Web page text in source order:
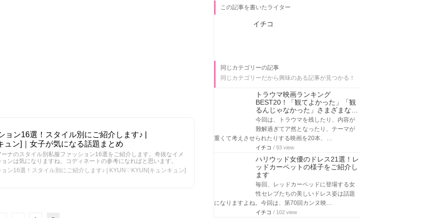
ョン16選！スタイル別にご紹介します♪ |
ン]｜女子が気になる話題まとめ
ナのスタイル別私服ファッション16選をご紹介します。奇抜なイメ
ンは気になりますね。コディネートの参考になればと思います。
ン16選！スタイル別にご紹介します♪ | KYUN♡KYUN[キュンキュン]
この記事を書いたライター
イチコ
同じカテゴリーの記事
同じカテゴリーだから興味のある記事が見つかる！
トラウマ映画ランキング
BEST20！「観てよかった」「観
るんじゃなかった」さまざまな…
今回は、トラウマを残したり、内容が
難解過ぎてア然となったり、テーマが
重くて考えさせられたりする映画を20本、…
イチコ / 93 view
ハリウッド女優のドレス21選！レ
ッドカーペットの様子をご紹介し
ます
毎回、レッドカーペッドに登場する女
性セレブたちの美しいドレス姿は話題
になりますよね。今回は、第70回カンヌ映…
イチコ / 102 view